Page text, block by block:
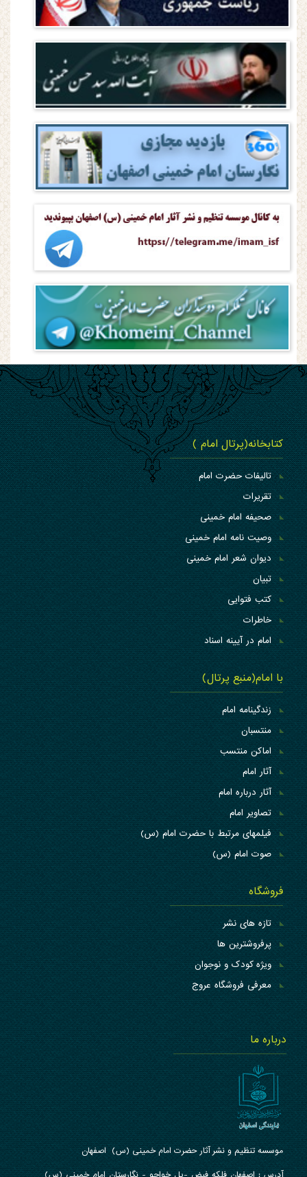
کتابخانه(پرتال امام )
تالیفات حضرت امام
تقریرات
صحیفه امام خمینی
وصیت نامه امام خمینی
دیوان شعر امام خمینی
تبیان
کتب فتوایی
خاطرات
امام در آیینه اسناد
با امام(منبع پرتال)
زندگینامه امام
منتسبان
اماکن منتسب
آثار امام
آثار درباره امام
تصاویر امام
فیلمهای مرتبط با حضرت امام (س)
صوت امام (س)
فروشگاه
تازه های نشر
پرفروشترین ها
ویژه کودک و نوجوان
معرفی فروشگاه عروج
درباره ما
موسسه تنظیم و نشر آثار حضرت امام خمینی (س) اصفهان